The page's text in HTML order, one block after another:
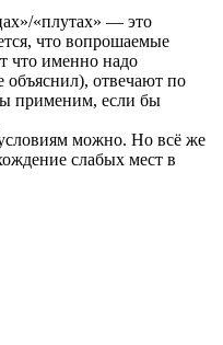
«плутах» — это
что вопрошаемые
что именно надо
отвечают по
применим, если бы
можно. Но всё же
слабых мест в